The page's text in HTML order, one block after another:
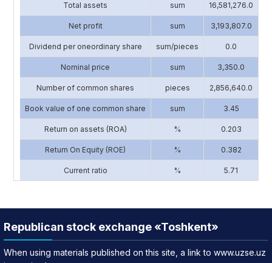
Total assets sum 16,581,276.0
Net profit sum 3,193,807.0
Dividend per oneordinary share sum/pieces 0.0
Nominal price sum 3,350.0
Number of common shares pieces 2,856,640.0
Book value of one common share sum 3.45
Return on assets (ROA) % 0.203
Return On Equity (ROE) % 0.382
Current ratio % 5.71
Republican stock exchange «Toshkent»
When using materials published on this site, a link to www.uzse.uz